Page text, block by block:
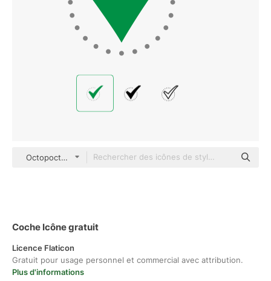
Octopocto Flat
Coche Icône gratuit
Licence Flaticon
Gratuit pour usage personnel et commercial avec attribution.
Plus d'informations